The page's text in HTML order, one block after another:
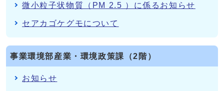
微小粒子状物質（PM 2.5 ）に係るお知らせ
セアカゴケグモについて
事業環境部産業・環境政策課（2階）
お知らせ